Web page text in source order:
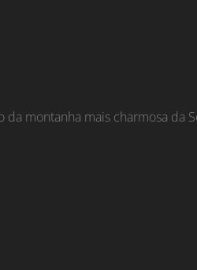
montanha mais charmosa